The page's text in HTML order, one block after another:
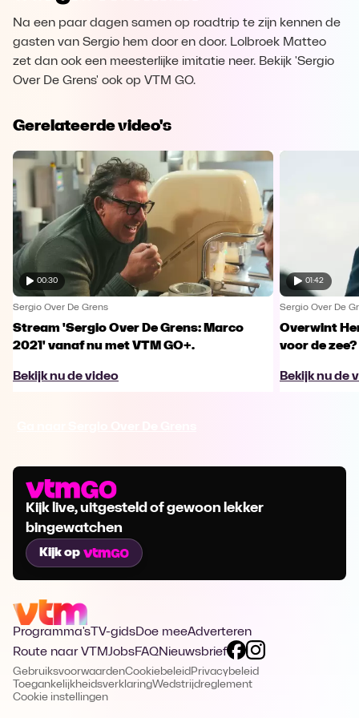
Na een paar dagen samen op roadtrip te zijn kennen de
gasten van Sergio hem door en door. Lolbroek Matteo
zet dan ook een meesterlijke imitatie neer. Bekijk 'Sergio
Over De Grens' ook op VTM GO.
Gerelateerde video's
00:30
Sergio Over De Grens
Stream 'Sergio Over De Grens: Marco
2021' vanaf nu met VTM GO+.
Bekijk nu de video
01:42
Sergio Over De
Overwint
voor de zee?
Bekijk nu de
Kijk live, uitgesteld of gewoon lekker
bingewatchen
Kijk op
Programma's TV-gidsDoe meeAdverteren
Route naar VTMJobsFAQNieuwsbrief
GebruiksvoorwaardenCookiebeleid Privacybeleid
ToegankelijkheidsverklaringWedstrijdreglement
Cookie instellingen